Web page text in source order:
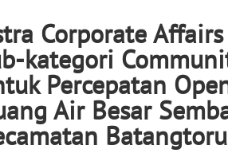
Corporate
kategori
Percepatan
Air Besar